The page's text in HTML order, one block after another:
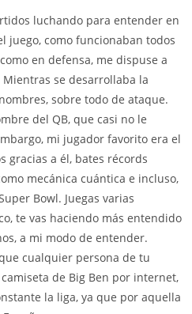
luchando para entender en
juego, como funcionaban todos
en defensa, me dispuse a
se desarrollaba la
sobre todo de ataque.
del QB, que casi no le
mi jugador favorito era el
gracias a él, bates récords
mecánica cuántica e incluso,
Bowl. Juegas varias
te vas haciendo más entendido
a mi modo de entender.
cualquier persona de tu
de Big Ben por internet,
la liga, ya que por aquella